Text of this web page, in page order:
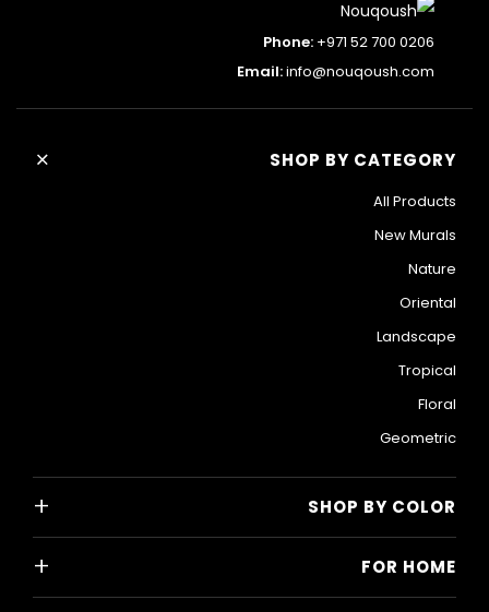
Phone: +971 52 700 0206
Email:info@nouqoush.com
SHOP BY CATEGORY
+
All Products
New Murals
Nature
Oriental
Landscape
Tropical
Floral
Geometric
SHOP BY COLOR
+
FOR HOME
+